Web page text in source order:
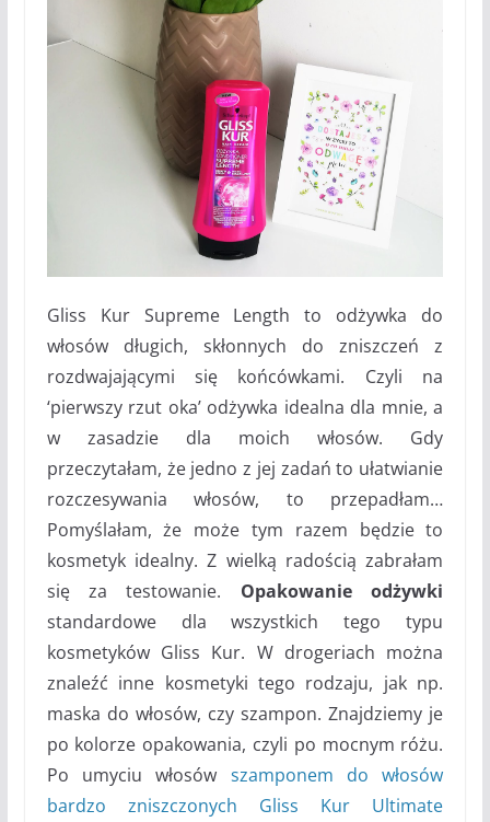
Gliss Kur Supreme Length to odżywka do
włosów długich, skłonnych do zniszczeń z
rozdwajającymi się końcówkami. Czyli na
‘pierwszy rzut oka’ odżywka idealna dla mnie, a
w zasadzie dla moich włosów. Gdy
przeczytałam, że jedno z jej zadań to ułatwianie
rozczesywania włosów, to przepadłam…
Pomyślałam, że może tym razem będzie to
kosmetyk idealny. Z wielką radością zabrałam
się za testowanie. Opakowanie odżywki
standardowe dla wszystkich tego typu
kosmetyków Gliss Kur. W drogeriach można
znaleźć inne kosmetyki tego rodzaju, jak np.
maska do włosów, czy szampon. Znajdziemy je
po kolorze opakowania, czyli po mocnym różu.
Po umyciu włosów szamponem do włosów
bardzo zniszczonych Gliss Kur Ultimate